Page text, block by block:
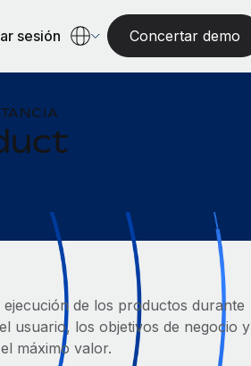
sesión Concertar demo
de los productos durante
usuario, los objetivos de negocio y
máximo valor.